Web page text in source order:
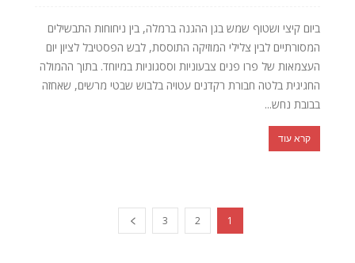
ביום קיצי ושטוף שמש בגן ההגנה ברמלה, בין ניחוחות התבשילים
המסורתיים לבין צלילי המוזיקה התוססת, לבש הפסטיבל לציון יום
העצמאות של פרו פנים צבעוניות וססגוניות במיוחד. בתוך ההמולה
החגיגית בלטה חבורת רקדנים עטויה בלבוש שבטי מרשים, שאחזה
בבובת נחש...
קרא עוד
1
2
3